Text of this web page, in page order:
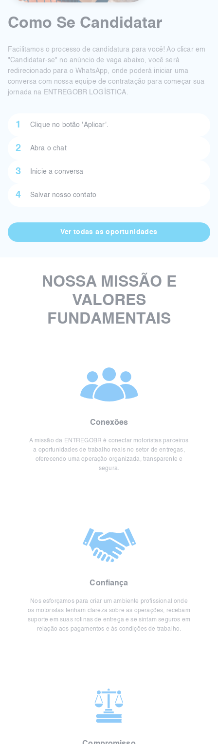
Como Se Candidatar
Facilitamos o processo de candidatura para você! Ao clicar em
"Candidatar-se" no anúncio de vaga abaixo, você será
redirecionado para o WhatsApp, onde poderá iniciar uma
conversa com nossa equipe de contratação para começar sua
jornada na ENTREGOBR LOGÍSTICA.
1 Clique no botão 'Aplicar'.
2 Abra o chat
3 Inicie a conversa
4 Salvar nosso contato
Ver todas as oportunidades
NOSSA MISSÃO E
VALORES
FUNDAMENTAIS
Conexões
A missão da ENTREGOBR é conectar motoristas parceiros
a oportunidades de trabalho reais no setor de entregas,
oferecendo uma operação organizada, transparente e
segura.
Confiança
Nos esforçamos para criar um ambiente profissional onde
os motoristas tenham clareza sobre as operações, recebam
suporte em suas rotinas de entrega e se sintam seguros em
relação aos pagamentos e às condições de trabalho.